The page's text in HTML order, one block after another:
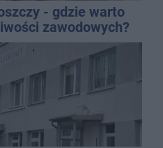
- gdzie warto
zawodowych?